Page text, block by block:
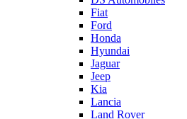
Fiat
Ford
Honda
Hyundai
Jaguar
Jeep
Kia
Lancia
Land Rover